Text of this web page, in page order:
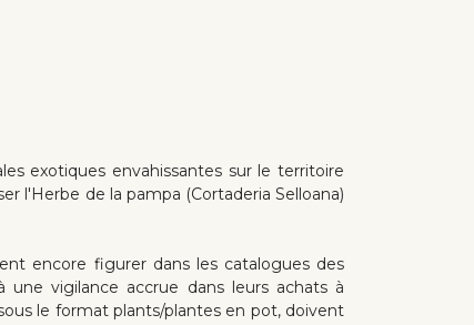
exotiques envahissantes sur le territoire
l'Herbe de la pampa (Cortaderia Selloana)
encore figurer dans les catalogues des
une vigilance accrue dans leurs achats à
le format plants/plantes en pot, doivent